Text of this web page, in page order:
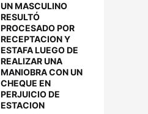
UN MASCULINO
RESULTÓ
PROCESADO POR
RECEPTACION Y
ESTAFA LUEGO DE
REALIZAR UNA
MANIOBRA CON UN
CHEQUE EN
PERJUICIO DE
ESTACION